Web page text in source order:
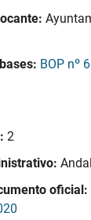
BOP nº
2
oficial: